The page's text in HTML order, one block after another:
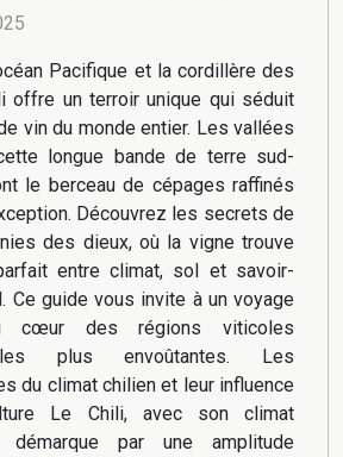
Pacifique et la cordillère des
offre un terroir unique qui séduit
vin du monde entier. Les vallées
longue bande de terre sud-
le berceau de cépages raffinés
Découvrez les secrets de
des dieux, où la vigne trouve
entre climat, sol et savoir-
Ce guide vous invite à un voyage
cœur des régions viticoles
plus envoûtantes. Les
du climat chilien et leur influence
Le Chili, avec son climat
démarque par une amplitude